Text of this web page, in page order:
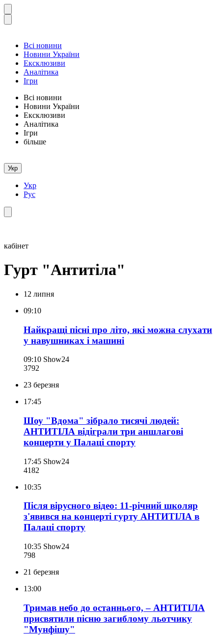
Всі новини
Новини України
Ексклюзиви
Аналітика
Ігри
Всі новини
Новини України
Ексклюзиви
Аналітика
Ігри
більше
Укр
Укр
Рус
кабінет
Гурт "Антитіла"
12 липня
09:10
Найкращі пісні про літо, які можна слухати
у навушниках і машині
09:10 Show24
3792
23 березня
17:45
Шоу "Вдома" зібрало тисячі людей:
АНТИТІЛА відіграли три аншлагові
концерти у Палаці спорту
17:45 Show24
4182
10:35
Після вірусного відео: 11-річний школяр
з'явився на концерті гурту АНТИТІЛА в
Палаці спорту
10:35 Show24
798
21 березня
13:00
Тримав небо до останнього, – АНТИТІЛА
присвятили пісню загиблому льотчику
"Мунфішу"